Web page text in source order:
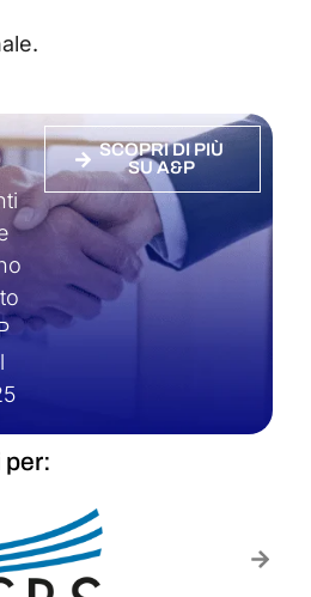
SCOPRI DI PIÙ
SU A&P
per: